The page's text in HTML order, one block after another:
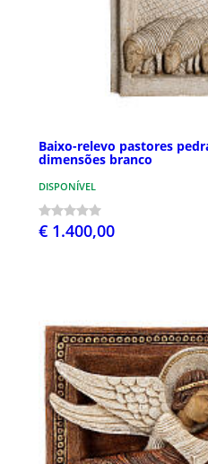
Baixo-relevo pastores
dimensões branco
DISPONÍVEL
€ 1.400,00